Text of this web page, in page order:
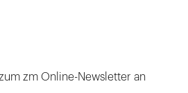
zm Online-Newsletter an